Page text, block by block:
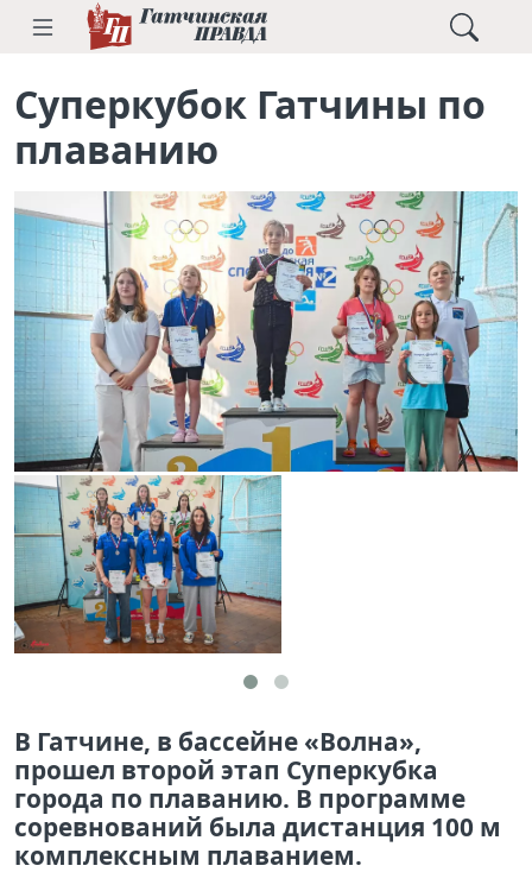
Суперкубок Гатчины по
плаванию
В Гатчине, в бассейне «Волна»,
прошел второй этап Суперкубка
города по плаванию. В программе
соревнований была дистанция 100 м
комплексным плаванием.